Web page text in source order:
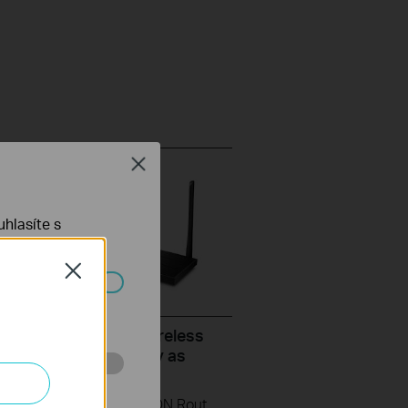
set up the TP-Link Wireless
(take XC220-G3v as
Close
s
za
Close